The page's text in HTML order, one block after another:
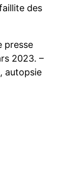
des
presse
2023. –
autopsie